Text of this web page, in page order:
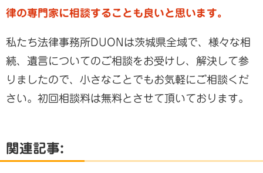
律の専門家に相談することも良いと思います。
私たち法律事務所DUONは茨城県全域で、様々な相
続、遺言についてのご相談をお受けし、解決して参
りましたので、小さなことでもお気軽にご相談くだ
さい。初回相談料は無料とさせて頂いております。
関連記事: